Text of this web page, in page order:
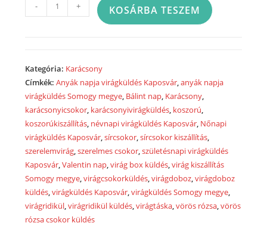
koszorú
- + KOSÁRBA TESZEM
Kategória: Karácsony
Címkék:Anyák napja virágküldés Kaposvár,anyák napja
virágküldés Somogy megye, Bálint nap, Karácsony,
karácsonyicsokor, karácsonyivirágküldés, koszorú,
koszorúkiszállítás, névnapi virágküldés Kaposvár, Nőnapi
virágküldés Kaposvár,sírcsokor,sírcsokor kiszállítás,
szerelemvirág,szerelmes csokor,születésnapi virágküldés
Kaposvár,Valentin nap,virág box küldés,virág kiszállítás
Somogy megye,virágcsokorküldés,virágdoboz,virágdoboz
küldés,virágküldés Kaposvár,virágküldés Somogy megye,
virágridikül,virágridikül küldés,virágtáska,vörös rózsa,vörös
rózsa csokor küldés